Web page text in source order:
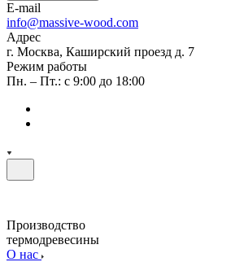
E-mail
info@massive-wood.com
Адрес
г. Москва, Каширский проезд д. 7
Режим работы
Пн. – Пт.: с 9:00 до 18:00
Производство
термодревесины
О нас